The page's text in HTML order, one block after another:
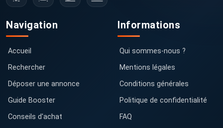
Navigation
Accueil
Rechercher
Déposer une annonce
Guide Booster
Conseils d'achat
Informations
Qui sommes-nous ?
Mentions légales
Conditions générales
Politique de confidentialité
FAQ